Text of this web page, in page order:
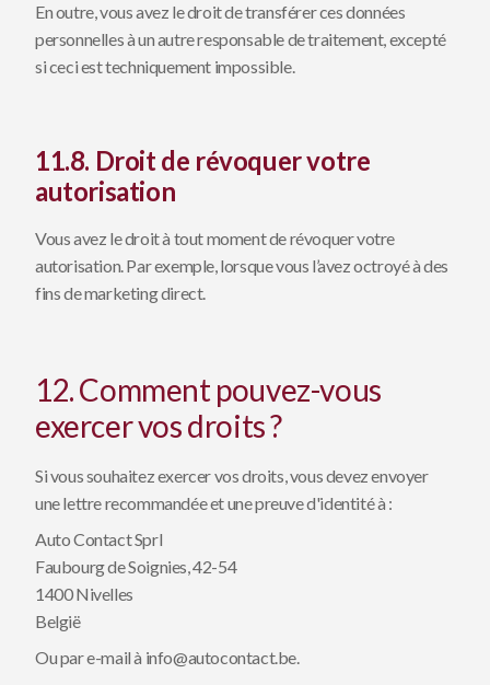
En outre, vous avez le droit de transférer ces données
personnelles à un autre responsable de traitement, excepté
si ceci est techniquement impossible.
11.8. Droit de révoquer votre
autorisation
Vous avez le droit à tout moment de révoquer votre
autorisation. Par exemple, lorsque vous l’avez octroyé à des
fins de marketing direct.
12. Comment pouvez-vous
exercer vos droits ?
Si vous souhaitez exercer vos droits, vous devez envoyer
une lettre recommandée et une preuve d'identité à :
Auto Contact Sprl
Faubourg de Soignies, 42-54
1400 Nivelles
België
Ou par e-mail à info@autocontact.be.